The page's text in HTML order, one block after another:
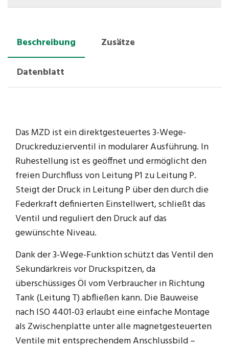
Beschreibung
Zusätze
Datenblatt
Das MZD ist ein direktgesteuertes 3-Wege-
Druckreduzierventil in modularer Ausführung. In
Ruhestellung ist es geöffnet und ermöglicht den
freien Durchfluss von Leitung P1 zu Leitung P.
Steigt der Druck in Leitung P über den durch die
Federkraft definierten Einstellwert, schließt das
Ventil und reguliert den Druck auf das
gewünschte Niveau.
Dank der 3-Wege-Funktion schützt das Ventil den
Sekundärkreis vor Druckspitzen, da
überschüssiges Öl vom Verbraucher in Richtung
Tank (Leitung T) abfließen kann. Die Bauweise
nach ISO 4401-03 erlaubt eine einfache Montage
als Zwischenplatte unter alle magnetgesteuerten
Ventile mit entsprechendem Anschlussbild –